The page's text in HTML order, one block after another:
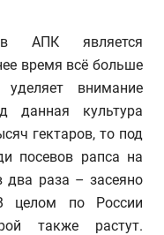
в АПК является
время всё больше
уделяет внимание
данная культура
гектаров, то под
посевов рапса на
два раза – засеяно
целом по России
также растут.